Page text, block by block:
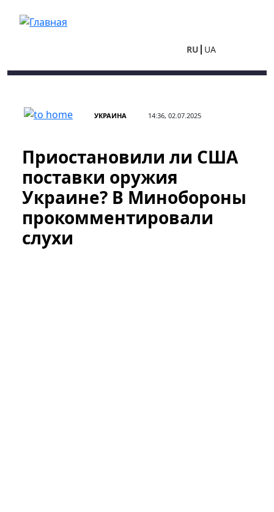
RU UA
УКРАИНА 14:36, 02.07.2025
Приостановили ли США
поставки оружия
Украине? В Минобороны
прокомментировали
слухи